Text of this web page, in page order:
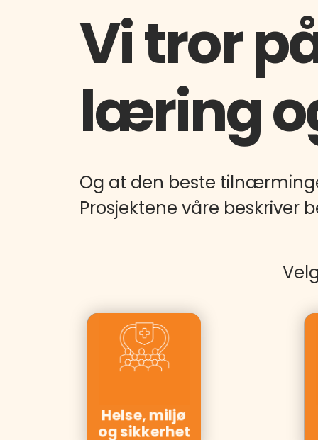
Vi tror
læring
Og at den beste
Prosjektene våre beskriver
Helse, miljø
og sikkerhet
Kunder:
Equinor,
Yara,
Essity,
Røde Kors,
Posten